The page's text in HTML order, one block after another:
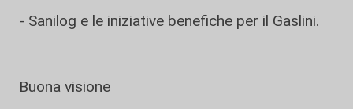
- Sanilog e le iniziative benefiche per il Gaslini.
Buona visione